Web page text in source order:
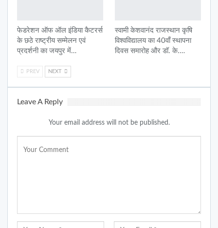
फेडरेशन ऑफ ऑल इंडिया कैटरर्स
के छठे राष्ट्रीय सम्मेलन एवं
प्रदर्शनी का जयपुर में…
स्वामी केशवानंद राजस्थान कृषि
विश्वविद्यालय का 40वाँ स्थापना
दिवस समारोह और डॉ. के.…
PREV NEXT
Leave A Reply
Your email address will not be published.